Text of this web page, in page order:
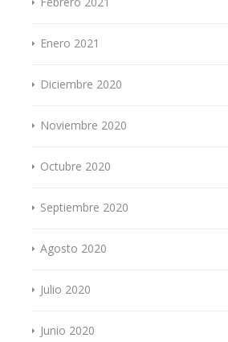
Enero 2021
Diciembre 2020
Noviembre 2020
Octubre 2020
Septiembre 2020
Agosto 2020
Julio 2020
Junio 2020